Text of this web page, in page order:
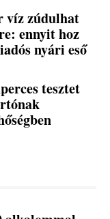
víz zúdulhat
ennyit hoz
nyári eső
tesztet